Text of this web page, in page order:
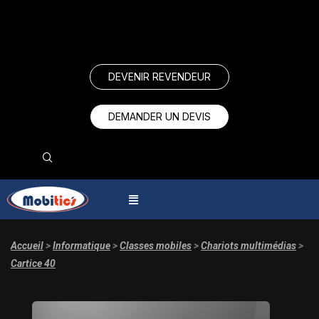
DEVENIR REVENDEUR
DEMANDER UN DEVIS
Accueil>Informatique>Classes mobiles>Chariots multimédias>
Cartice 40